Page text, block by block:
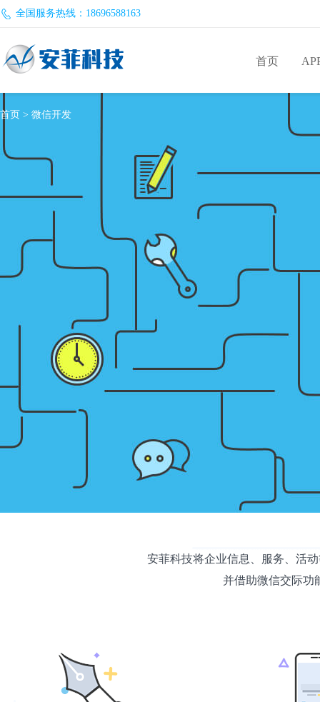
全国服务热线：18696588163
首页
首页 > 微信开发
安菲科技将企业信息、服务、活
并借助微信交际功